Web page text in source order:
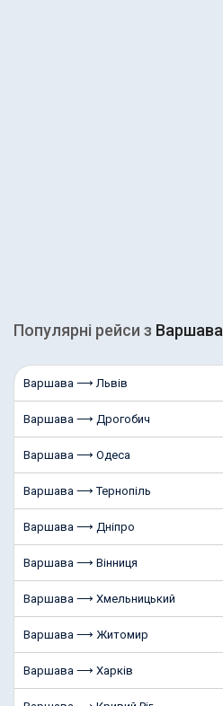
Популярні рейcи з Варшава
Варшава ⟶ Львів
Варшава ⟶ Дрогобич
Варшава ⟶ Одеса
Варшава ⟶ Тернопіль
Варшава ⟶ Дніпро
Варшава ⟶ Вінниця
Варшава ⟶ Хмельницький
Варшава ⟶ Житомир
Варшава ⟶ Харків